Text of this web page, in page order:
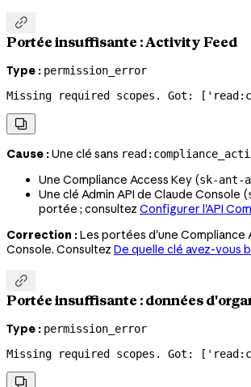

Portée insuffisante : Activity Feed
Type : permission_error
Missing required scopes. Got:

Cause :Une clé sans
Une Compliance Access Key (sk-ant-
Une clé Admin API de Claude Console (
portée ; consultez Configurer l'API
Correction :Les portées d'une Compliance
Console. Consultez De quelle clé avez-vous

Portée insuffisante : données
Type : permission_error
Missing required scopes. Got:
